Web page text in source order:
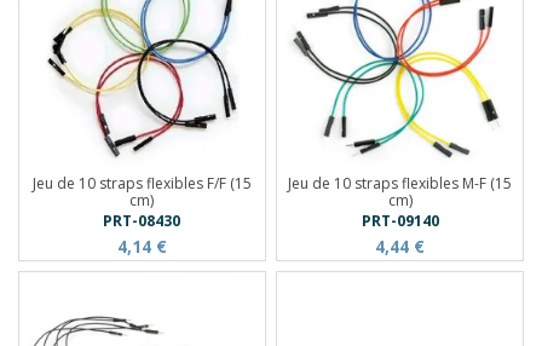
Jeu de 10 straps flexibles F/F (15
cm)
PRT-08430
4,14 €
Jeu de 10 straps flexibles M-F (15
cm)
PRT-09140
4,44 €